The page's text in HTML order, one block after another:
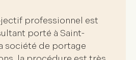
professionnel est
porté à Saint-
société de portage